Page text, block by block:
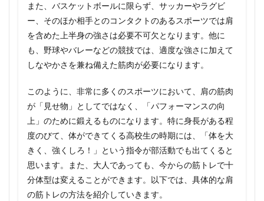
で、
筋肉
量ア
ッ
プ！
5
５：
マシ
ンも
バー
ベル
もな
けれ
ばダ
ンベ
ルプ
レ
また、バスケットボールに限らず、サッカーやラグビ
ー、そのほか相手とのコンタクトのあるスポーツでは肩
を含めた上半身の強さは必要不可欠となります。他に
も、野球やバレーなどの競技では、適度な強さに加えて
しなやかさを兼ね備えた筋肉が必要になります。
このように、非常に多くのスポーツにおいて、肩の筋肉
が「見せ物」としてではなく、「パフォーマンスの向
上」のために鍛えるものになります。特に身長がある程
度のびて、体ができてくる高校生の時期には、「体を大
きく、強くしろ！」という指令が部活動でも出てくると
思います。また、大人であっても、今からの筋トレで十
分体型は変えることができます。以下では、具体的な肩
の筋トレの方法を紹介していきます。